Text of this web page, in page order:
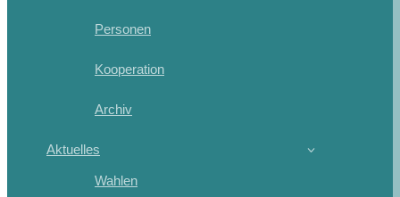
Personen
Kooperation
Archiv
Aktuelles
Wahlen